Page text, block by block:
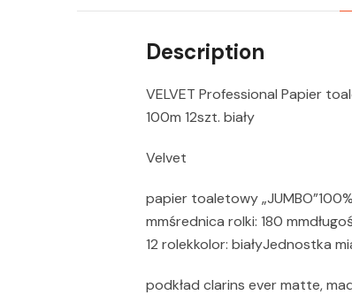
Description
VELVET Professional Papier
100m 12szt. biały
Velvet
papier toaletowy
mmśrednica rolki: 180
12 rolekkolor: białyJednostka
podkład clarins ever matte,